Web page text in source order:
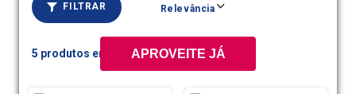
APROVEITE JÁ
FILTRAR Relevância
5